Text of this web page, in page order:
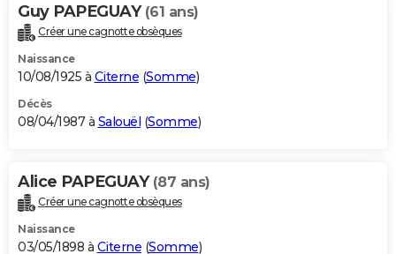
Guy PAPEGUAY (61 ans)
Créer une cagnotte obsèques
Naissance
10/08/1925 à Citerne (Somme)
Décès
08/04/1987 à Salouël (Somme)
Alice PAPEGUAY (87 ans)
Créer une cagnotte obsèques
Naissance
03/05/1898 à Citerne (Somme)